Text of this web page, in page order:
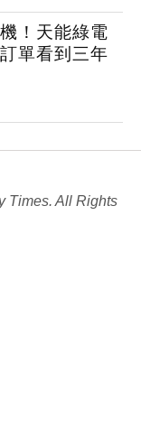
！天能綠電
單看到三年
Times. All Rights